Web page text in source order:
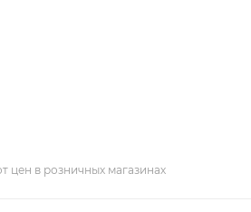
цен в розничных магазинах